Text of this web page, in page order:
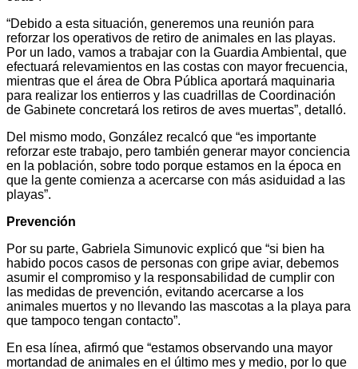
“Debido a esta situación, generemos una reunión para
reforzar los operativos de retiro de animales en las playas.
Por un lado, vamos a trabajar con la Guardia Ambiental, que
efectuará relevamientos en las costas con mayor frecuencia,
mientras que el área de Obra Pública aportará maquinaria
para realizar los entierros y las cuadrillas de Coordinación
de Gabinete concretará los retiros de aves muertas”, detalló.
Del mismo modo, González recalcó que “es importante
reforzar este trabajo, pero también generar mayor conciencia
en la población, sobre todo porque estamos en la época en
que la gente comienza a acercarse con más asiduidad a las
playas”.
Prevención
Por su parte, Gabriela Simunovic explicó que “si bien ha
habido pocos casos de personas con gripe aviar, debemos
asumir el compromiso y la responsabilidad de cumplir con
las medidas de prevención, evitando acercarse a los
animales muertos y no llevando las mascotas a la playa para
que tampoco tengan contacto”.
En esa línea, afirmó que “estamos observando una mayor
mortandad de animales en el último mes y medio, por lo que